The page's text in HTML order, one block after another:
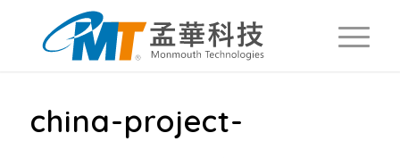
china-project-